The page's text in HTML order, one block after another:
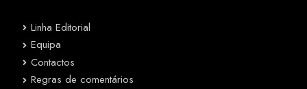
Linha Editorial
Equipa
Contactos
Regras de comentários